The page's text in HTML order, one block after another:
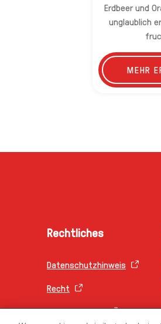
Erdbeer und
unglaublich
MEHR
Rechtliches
Datenschutzhinweis
Cookie-Einstellungen
Recht